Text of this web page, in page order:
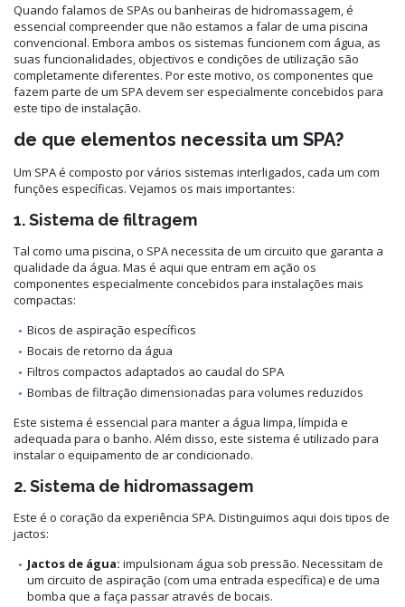
Quando falamos de SPAs ou banheiras de hidromassagem, é
essencial compreender que não estamos a falar de uma piscina
convencional. Embora ambos os sistemas funcionem com água, as
suas funcionalidades, objectivos e condições de utilização são
completamente diferentes. Por este motivo, os componentes que
fazem parte de um SPA devem ser especialmente concebidos para
este tipo de instalação.
de que elementos necessita um SPA?
Um SPA é composto por vários sistemas interligados, cada um com
funções específicas. Vejamos os mais importantes:
1. Sistema de filtragem
Tal como uma piscina, o SPA necessita de um circuito que garanta a
qualidade da água. Mas é aqui que entram em ação os
componentes especialmente concebidos para instalações mais
compactas:
Bicos de aspiração específicos
Bocais de retorno da água
Filtros compactos adaptados ao caudal do SPA
Bombas de filtração dimensionadas para volumes reduzidos
Este sistema é essencial para manter a água limpa, límpida e
adequada para o banho. Além disso, este sistema é utilizado para
instalar o equipamento de ar condicionado.
2. Sistema de hidromassagem
Este é o coração da experiência SPA. Distinguimos aqui dois tipos de
jactos:
Jactos de água: impulsionam água sob pressão. Necessitam de
um circuito de aspiração (com uma entrada específica) e de uma
bomba que a faça passar através de bocais.